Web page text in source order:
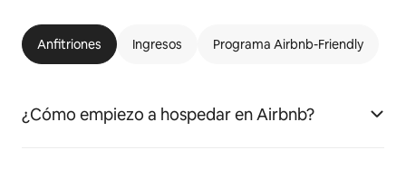
Anfitriones Ingresos Programa Airbnb-Friendly
¿Cómo empiezo a hospedar en Airbnb?